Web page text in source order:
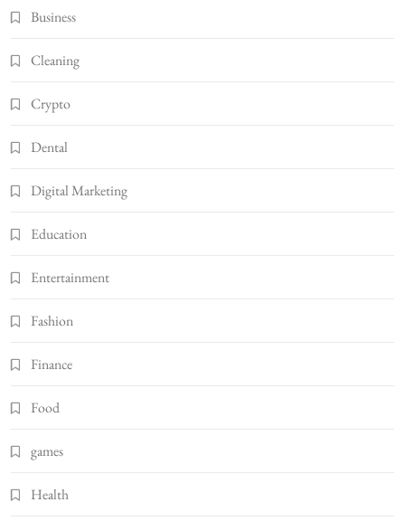
Business
Cleaning
Crypto
Dental
Digital Marketing
Education
Entertainment
Fashion
Finance
Food
games
Health